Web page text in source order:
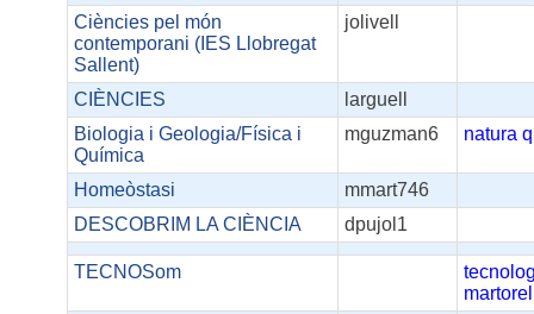
Ciències pel món
contemporani (IES Llobregat
Sallent)
jolivell
CIÈNCIES
larguell
Biologia i Geologia/Física i
Química
mguzman6 natura
Homeòstasi
mmart746
DESCOBRIM LA CIÈNCIA
dpujol1
TECNOSom